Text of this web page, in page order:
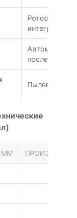
Ротор
ММ